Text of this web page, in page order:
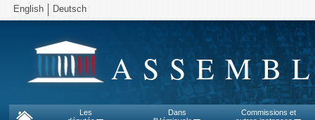
English Deutsch
Les
Dans
Commissions et